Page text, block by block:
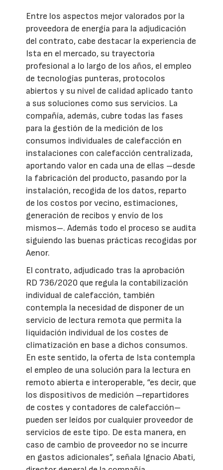
Entre los aspectos mejor valorados por la
proveedora de energía para la adjudicación
del contrato, cabe destacar la experiencia de
Ista en el mercado, su trayectoria
profesional a lo largo de los años, el empleo
de tecnologías punteras, protocolos
abiertos y su nivel de calidad aplicado tanto
a sus soluciones como sus servicios. La
compañía, además, cubre todas las fases
para la gestión de la medición de los
consumos individuales de calefacción en
instalaciones con calefacción centralizada,
aportando valor en cada una de ellas –desde
la fabricación del producto, pasando por la
instalación, recogida de los datos, reparto
de los costos por vecino, estimaciones,
generación de recibos y envío de los
mismos–. Además todo el proceso se audita
siguiendo las buenas prácticas recogidas por
Aenor.
El contrato, adjudicado tras la aprobación
RD 736/2020 que regula la contabilización
individual de calefacción, también
contempla la necesidad de disponer de un
servicio de lectura remota que permita la
liquidación individual de los costes de
climatización en base a dichos consumos.
En este sentido, la oferta de Ista contempla
el empleo de una solución para la lectura en
remoto abierta e interoperable, “es decir, que
los dispositivos de medición –repartidores
de costes y contadores de calefacción–
pueden ser leídos por cualquier proveedor de
servicios de este tipo. De esta manera, en
caso de cambio de proveedor no se incurre
en gastos adicionales”, señala Ignacio Abati,